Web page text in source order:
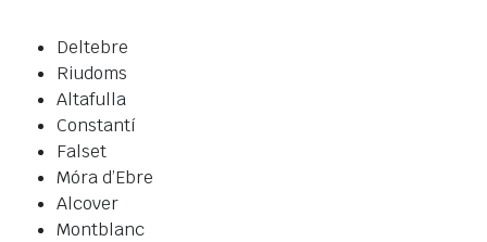
Deltebre
Riudoms
Altafulla
Constantí
Falset
Móra d’Ebre
Alcover
Montblanc